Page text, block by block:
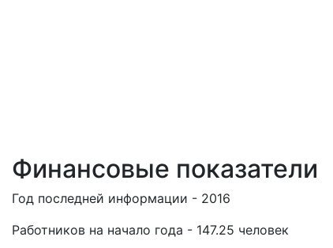
Финансовые показатели
Год последней информации - 2016
Работников на начало года - 147.25 человек